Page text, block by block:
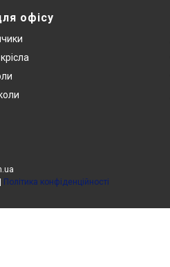
офісу
Політика конфіденційності